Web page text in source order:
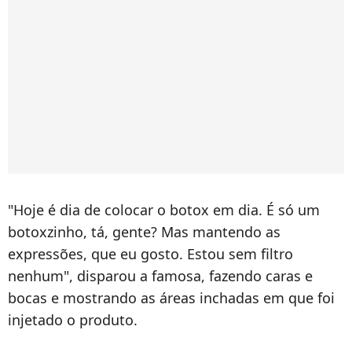
"Hoje é dia de colocar o botox em dia. É só um
botoxzinho, tá, gente? Mas mantendo as
expressões, que eu gosto. Estou sem filtro
nenhum", disparou a famosa, fazendo caras e
bocas e mostrando as áreas inchadas em que foi
injetado o produto.